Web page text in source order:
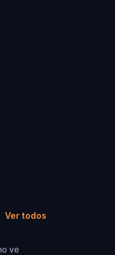
Ver todos
ve